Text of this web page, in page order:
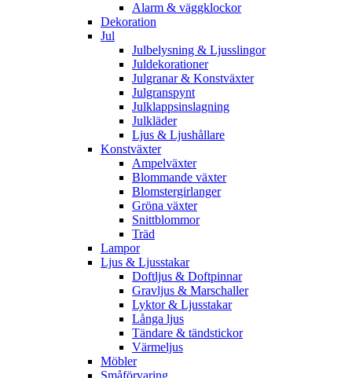
Alarm & väggklockor
Dekoration
Jul
Julbelysning & Ljusslingor
Juldekorationer
Julgranar & Konstväxter
Julgranspynt
Julklappsinslagning
Julkläder
Ljus & Ljushållare
Konstväxter
Ampelväxter
Blommande växter
Blomstergirlanger
Gröna växter
Snittblommor
Träd
Lampor
Ljus & Ljusstakar
Doftljus & Doftpinnar
Gravljus & Marschaller
Lyktor & Ljusstakar
Långa ljus
Tändare & tändstickor
Värmeljus
Möbler
Småförvaring